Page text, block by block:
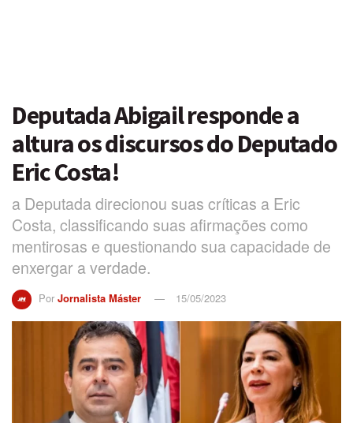
Deputada Abigail responde a
altura os discursos do Deputado
Eric Costa!
a Deputada direcionou suas críticas a Eric
Costa, classificando suas afirmações como
mentirosas e questionando sua capacidade de
enxergar a verdade.
Por Jornalista Máster 15/05/2023